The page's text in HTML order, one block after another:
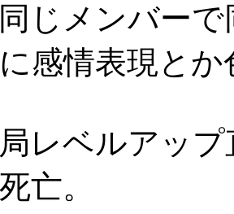
じメンバー
感情表現と
レベルアッ
亡。